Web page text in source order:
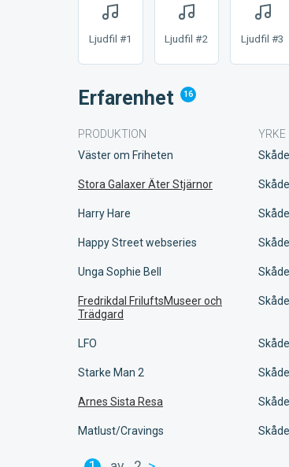
Erfarenhet 16
PRODUKTION YRKE
Väster om Friheten
Stora Galaxer Äter Stjärnor
Harry Hare
Happy Street webseries
Unga Sophie Bell
Fredrikdal FriluftsMuseer och
Trädgard
LFO
Starke Man 2
Arnes Sista Resa
Matlust/Cravings
Ljudfil #1 Ljudfil #2 Ljudfil #3